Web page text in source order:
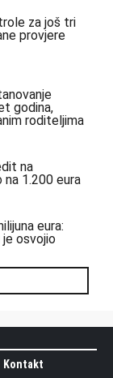
za još tri
provjere
godina,
roditeljima
na
na 1.200 eura
eura:
osvojio
Kontakt